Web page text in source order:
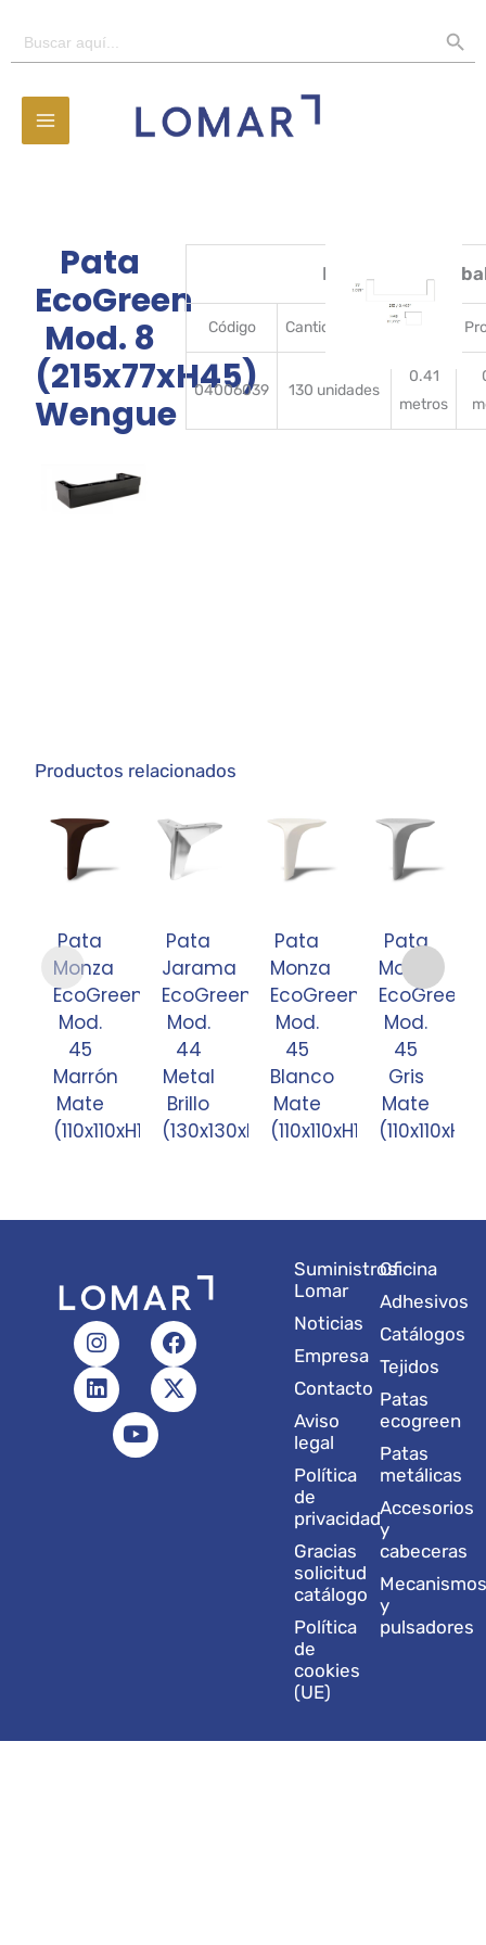
Buscar:
Pata
EcoGreen
Mod. 8
(215x77xH45)
Wengue
Detalles del
Código CantidadBulto
04006039 130 unidades
0.41
metros
Productos relacionados
Pata
Monza
EcoGreen
Mod.
45
Marrón
Mate
(110x110xH120)
Pata
Jarama
EcoGreen
Mod.
44
Metal
Brillo
(130x130xH120)
Pata
Monza
EcoGreen
Mod.
45
Blanco
Mate
(110x110xH120)
Pata
Monza
EcoGreen
Mod.
45
Gris
Mate
I
n
s
t
F
a
c
e
L
i
n
k
X
-
t
w
u
b
Suministros
Lomar
Noticias
Empresa
Contacto
Aviso
legal
Política
de
privacidad
Gracias
solicitud
catálogo
Política
de
cookies
(UE)
Oficina
Adhesivos
Catálogos
Tejidos
Patas
ecogreen
Patas
metálicas
Accesorios
y
cabeceras
y
pulsadores